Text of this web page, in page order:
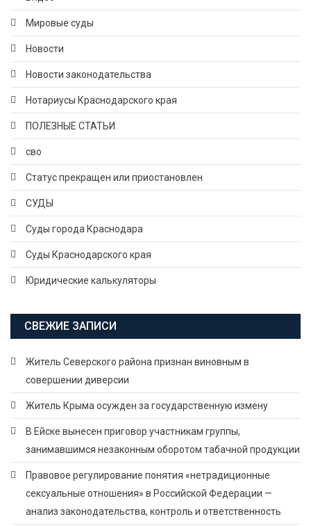
Мировые суды
Новости
Новости законодательства
Нотариусы Краснодарского края
ПОЛЕЗНЫЕ СТАТЬИ
сво
Статус прекращен или приостановлен
СУДЫ
Суды города Краснодара
Суды Краснодарского края
Юридические калькуляторы
СВЕЖИЕ ЗАПИСИ
Житель Северского района признан виновным в
совершении диверсии
Житель Крыма осужден за государственную измену
В Ейске вынесен приговор участникам группы,
занимавшимся незаконным оборотом табачной продукции
Правовое регулирование понятия «нетрадиционные
сексуальные отношения» в Российской Федерации —
анализ законодательства, контроль и ответственность